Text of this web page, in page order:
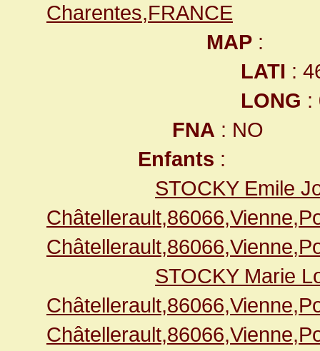
Charentes,FRANCE
MAP :
LATI :
LONG :
FNA : NO
Enfants :
STOCKY Emile
STOCKY Marie